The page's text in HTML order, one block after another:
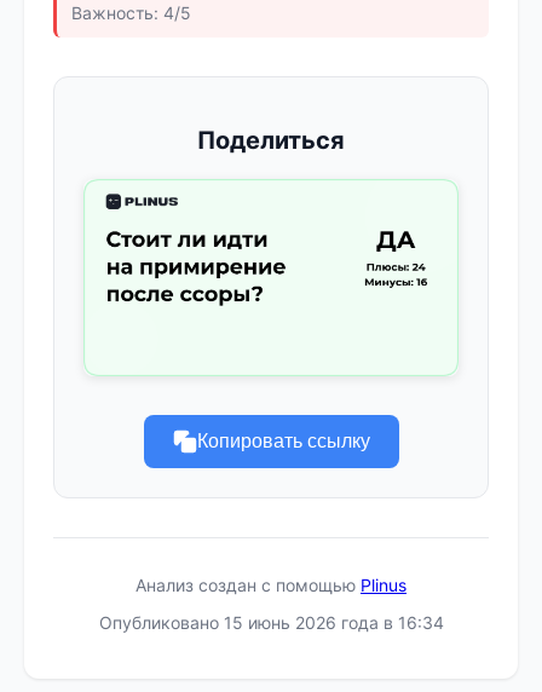
Важность: 4/5
Поделиться
Копировать ссылку
Анализ создан с помощью Plinus
Опубликовано 15 июнь 2026 года в 16:34